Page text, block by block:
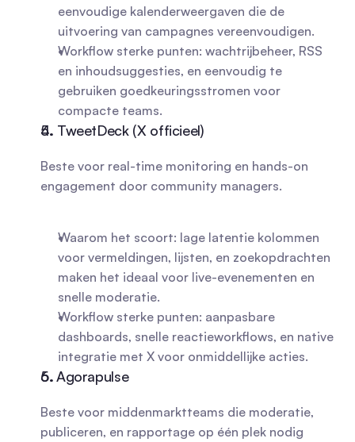
eenvoudige kalenderweergaven die de
uitvoering van campagnes vereenvoudigen.
Workflow sterke punten: wachtrijbeheer, RSS
en inhoudsuggesties, en eenvoudig te
gebruiken goedkeuringsstromen voor
compacte teams.
4. TweetDeck (X officieel)
Beste voor real-time monitoring en hands-on
engagement door community managers.
Waarom het scoort: lage latentie kolommen
voor vermeldingen, lijsten, en zoekopdrachten
maken het ideaal voor live-evenementen en
snelle moderatie.
Workflow sterke punten: aanpasbare
dashboards, snelle reactieworkflows, en native
integratie met X voor onmiddellijke acties.
5. Agorapulse
Beste voor middenmarktteams die moderatie,
publiceren, en rapportage op één plek nodig